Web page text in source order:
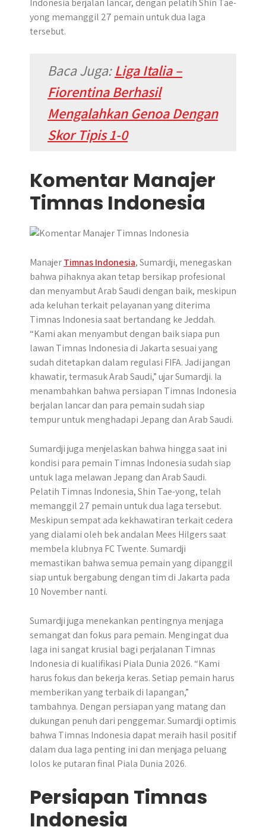
Indonesia berjalan lancar, dengan pelatih Shin Tae-
yong memanggil 27 pemain untuk dua laga
tersebut.
Baca Juga:Liga Italia –
Fiorentina Berhasil
Mengalahkan Genoa Dengan
Skor Tipis 1-0
Komentar Manajer
Timnas Indonesia
ManajerTimnas Indonesia, Sumardji, menegaskan
bahwa pihaknya akan tetap bersikap profesional
dan menyambut Arab Saudi dengan baik, meskipun
ada keluhan terkait pelayanan yang diterima
Timnas Indonesia saat bertandang ke Jeddah.
“Kami akan menyambut dengan baik siapa pun
lawan Timnas Indonesia di Jakarta sesuai yang
sudah ditetapkan dalam regulasi FIFA. Jadi jangan
khawatir, termasuk Arab Saudi,” ujar Sumardji. Ia
menambahkan bahwa persiapan Timnas Indonesia
berjalan lancar dan para pemain sudah siap
tempur untuk menghadapi Jepang dan Arab Saudi.
Sumardji juga menjelaskan bahwa hingga saat ini
kondisi para pemain Timnas Indonesia sudah siap
untuk laga melawan Jepang dan Arab Saudi.
Pelatih Timnas Indonesia, Shin Tae-yong, telah
memanggil 27 pemain untuk dua laga tersebut.
Meskipun sempat ada kekhawatiran terkait cedera
yang dialami oleh bek andalan Mees Hilgers saat
membela klubnya FC Twente. Sumardji
memastikan bahwa semua pemain yang dipanggil
siap untuk bergabung dengan tim di Jakarta pada
10 November nanti.
Sumardji juga menekankan pentingnya menjaga
semangat dan fokus para pemain. Mengingat dua
laga ini sangat krusial bagi perjalanan Timnas
Indonesia di kualifikasi Piala Dunia 2026. “Kami
harus fokus dan bekerja keras. Setiap pemain harus
memberikan yang terbaik di lapangan,”
tambahnya. Dengan persiapan yang matang dan
dukungan penuh dari penggemar. Sumardji optimis
bahwa Timnas Indonesia dapat meraih hasil positif
dalam dua laga penting ini dan menjaga peluang
lolos ke putaran final Piala Dunia 2026.
Persiapan Timnas
Indonesia